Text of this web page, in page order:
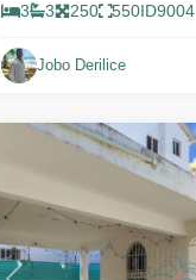
3 3 250 550ID9004
Jobo Derilice